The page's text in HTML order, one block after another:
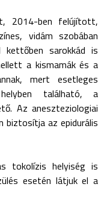
2014-ben felújított,
vidám szobában
kettőben sarokkád is
a kismamák és a
mert esetleges
található, a
Az aneszteziologiai
biztosítja az epidurális
tokolízis helyiség is
esetén látjuk el a